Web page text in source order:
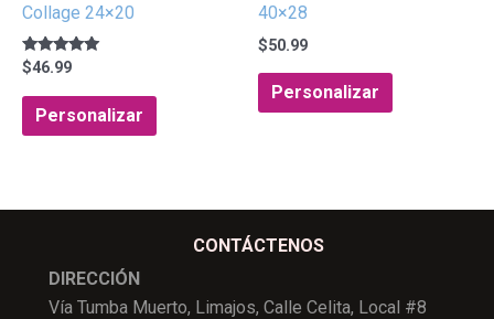
Collage 24×20
Valorado con
5.00
de 5
$46.99
Personalizar
40×28
$50.99
Personalizar
CONTÁCTENOS
DIRECCIÓN
Vía Tumba Muerto, Limajos, Calle Celita, Local #8